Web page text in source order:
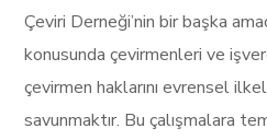
Çeviri Derneği’nin bir başka
konusunda çevirmenleri ve
çevirmen haklarını evrensel
savunmaktır. Bu çalışmalara